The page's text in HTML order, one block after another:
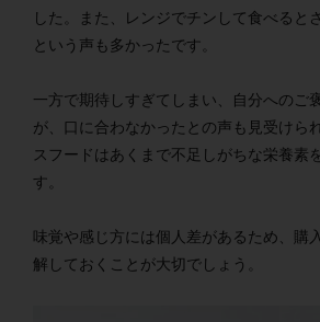
した。また、レンジでチンして食べると
という声も多かったです。
一方で期待しすぎてしまい、自分へのご
が、口に合わなかったとの声も見受けら
スフードはあくまで不足しがちな栄養素
す。
味覚や感じ方には個人差があるため、購
解しておくことが大切でしょう。